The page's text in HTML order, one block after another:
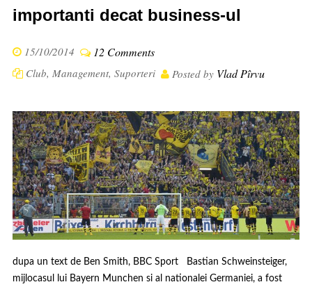
importanti decat business-ul
15/10/2014 12 Comments
Club, Management, Suporteri Posted by Vlad Pîrvu
dupa un text de Ben Smith, BBC Sport Bastian Schweinsteiger,
mijlocasul lui Bayern Munchen si al nationalei Germaniei, a fost